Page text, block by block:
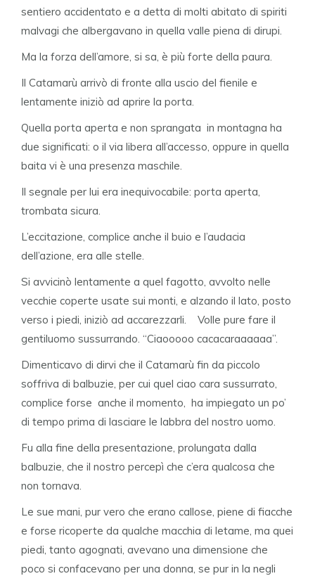
sentiero accidentato e a detta di molti abitato di spiriti
malvagi che albergavano in quella valle piena di dirupi.
Ma la forza dell’amore, si sa, è più forte della paura.
Il Catamarù arrivò di fronte alla uscio del fienile e
lentamente iniziò ad aprire la porta.
Quella porta aperta e non sprangata in montagna ha
due significati: o il via libera all’accesso, oppure in quella
baita vi è una presenza maschile.
Il segnale per lui era inequivocabile: porta aperta,
trombata sicura.
L’eccitazione, complice anche il buio e l’audacia
dell’azione, era alle stelle.
Si avvicinò lentamente a quel fagotto, avvolto nelle
vecchie coperte usate sui monti, e alzando il lato, posto
verso i piedi, iniziò ad accarezzarli. Volle pure fare il
gentiluomo sussurrando. “Ciaooooo cacacaraaaaaa”.
Dimenticavo di dirvi che il Catamarù fin da piccolo
soffriva di balbuzie, per cui quel ciao cara sussurrato,
complice forse anche il momento, ha impiegato un po’
di tempo prima di lasciare le labbra del nostro uomo.
Fu alla fine della presentazione, prolungata dalla
balbuzie, che il nostro percepì che c’era qualcosa che
non tornava.
Le sue mani, pur vero che erano callose, piene di fiacche
e forse ricoperte da qualche macchia di letame, ma quei
piedi, tanto agognati, avevano una dimensione che
poco si confacevano per una donna, se pur in la negli